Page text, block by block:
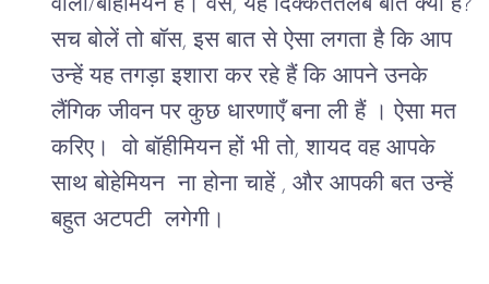
वाली/बोहेमियन है। वैसे, यह दिक्कततलब बात क्यों है?
सच बोलें तो बॉस, इस बात से ऐसा लगता है कि आप
उन्हें यह तगड़ा इशारा कर रहे हैं कि आपने उनके
लैंगिक जीवन पर कुछ धारणाएँ बना ली हैं । ऐसा मत
करिए। वो बॉहीमियन हों भी तो, शायद वह आपके
साथ बोहेमियन ना होना चाहें , और आपकी बत उन्हें
बहुत अटपटी लगेगी।